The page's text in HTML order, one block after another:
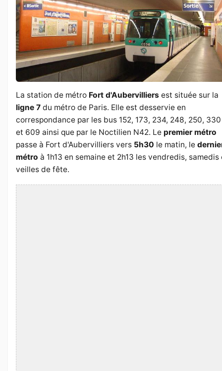
La station de métro Fort d'Aubervilliers est située sur la
ligne 7 du métro de Paris. Elle est desservie en
correspondance par les bus 152, 173, 234, 248, 250, 330
et 609 ainsi que par le Noctilien N42. Le premier métro
passe à Fort d'Aubervilliers vers 5h30 le matin, le
métro à 1h13 en semaine et 2h13 les vendredis, samedis
veilles de fête.